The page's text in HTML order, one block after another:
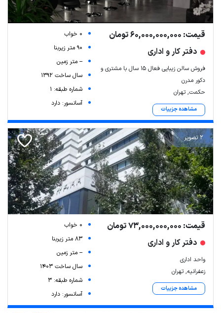
قیمت: 60,000,000,000 تومان
دفتر کار و اداری
فروش سالن زیبایی فعال ۱۵ سال با مشتری و
دکور مدرن
حکمت, تهران
مشاهده جزییات
0 خواب
90 متر زیربنا
-- متر زمین
سال ساخت 1392
شماره طبقه: 1
آسانسور: دارد
2 تصویر
قیمت: 73,000,000,000 تومان
دفتر کار و اداری
واحد اداری
زعفرانیه, تهران
مشاهده جزییات
0 خواب
83 متر زیربنا
-- متر زمین
سال ساخت 1403
شماره طبقه: 3
آسانسور: دارد